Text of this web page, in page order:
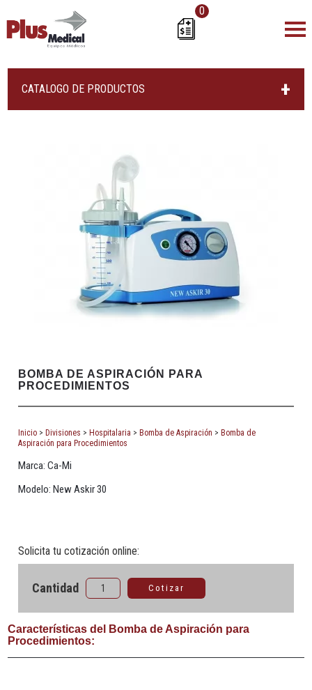
0
CATALOGO DE PRODUCTOS
BOMBA DE ASPIRACIÓN PARA
PROCEDIMIENTOS
Inicio > Divisiones > Hospitalaria > Bomba de Aspiración > Bomba de
Aspiración para Procedimientos
Marca: Ca-Mi
Modelo: New Askir 30
Solicita tu cotización online:
Cantidad Cotizar
Características del Bomba de Aspiración para
Procedimientos: